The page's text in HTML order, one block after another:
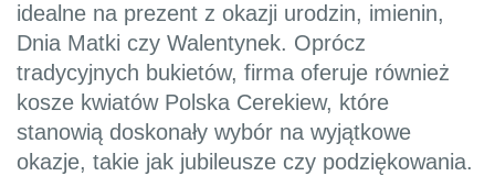
idealne na prezent z okazji urodzin, imienin,
Dnia Matki czy Walentynek. Oprócz
tradycyjnych bukietów, firma oferuje również
kosze kwiatów Polska Cerekiew, które
stanowią doskonały wybór na wyjątkowe
okazje, takie jak jubileusze czy podziękowania.